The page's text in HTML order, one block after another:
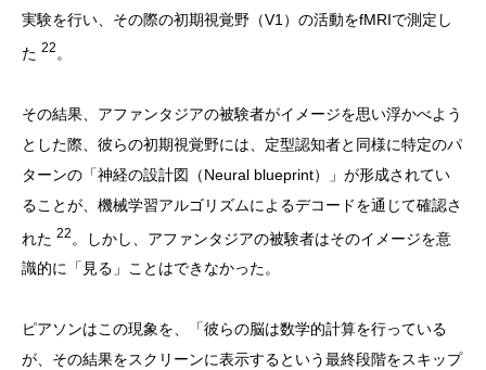
実験を行い、その際の初期視覚野（V1）の活動をfMRIで測定し
た 22 。
その結果、アファンタジアの被験者がイメージを思い浮かべよう
とした際、彼らの初期視覚野には、定型認知者と同様に特定のパ
ターンの「神経の設計図（Neural blueprint）」が形成されてい
ることが、機械学習アルゴリズムによるデコードを通じて確認さ
れた 22 。しかし、アファンタジアの被験者はそのイメージを意
識的に「見る」ことはできなかった。
ピアソンはこの現象を、「彼らの脳は数学的計算を行っている
が、その結果をスクリーンに表示するという最終段階をスキップ